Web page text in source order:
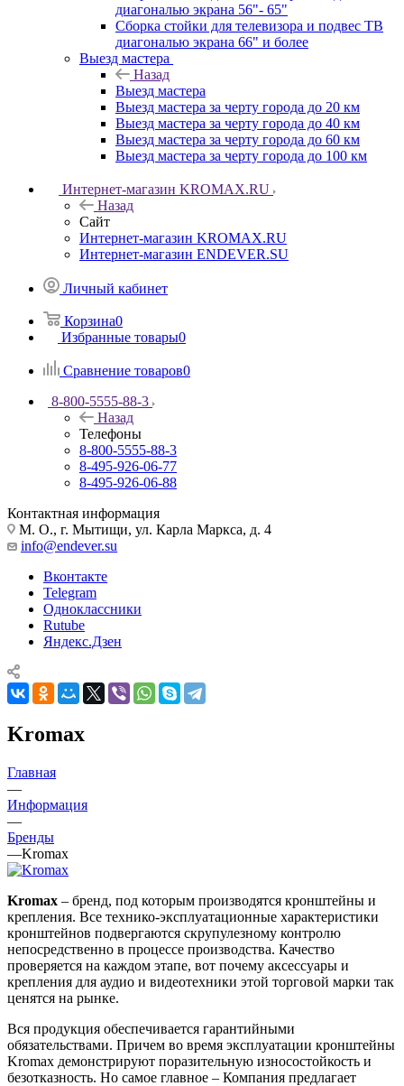
диагональю экрана 56"- 65"
Сборка стойки для телевизора и подвес ТВ
диагональю экрана 66" и более
Выезд мастера
Назад
Выезд мастера
Выезд мастера за черту города до 20 км
Выезд мастера за черту города до 40 км
Выезд мастера за черту города до 60 км
Выезд мастера за черту города до 100 км
Интернет-магазин KROMAX.RU
Назад
Сайт
Интернет-магазин KROMAX.RU
Интернет-магазин ENDEVER.SU
Личный кабинет
Корзина0
Избранные товары0
Сравнение товаров0
8-800-5555-88-3
Назад
Телефоны
8-800-5555-88-3
8-495-926-06-77
8-495-926-06-88
Контактная информация
М. О., г. Мытищи, ул. Карла Маркса, д. 4
info@endever.su
Вконтакте
Telegram
Одноклассники
Rutube
Яндекс.Дзен
Kromax
Главная
—
Информация
—
Бренды
—Kromax
Kromax – бренд, под которым производятся кронштейны и
крепления. Все технико-эксплуатационные характеристики
кронштейнов подвергаются скрупулезному контролю
непосредственно в процессе производства. Качество
проверяется на каждом этапе, вот почему аксессуары и
крепления для аудио и видеотехники этой торговой марки так
ценятся на рынке.
Вся продукция обеспечивается гарантийными
обязательствами. Причем во время эксплуатации кронштейны
Kromax демонстрируют поразительную износостойкость и
безотказность. Но самое главное – Компания предлагает